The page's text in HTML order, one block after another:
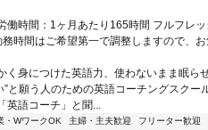
働時間：1ヶ月あたり165時間 フルフレッ
時間はご希望第一で調整しますので、お
く身につけた英語力、使わないまま眠ら
”と願う人のための英語コーチングスクー
英語コーチ」と聞...
・WワークOK 主婦・主夫歓迎 フリーター歓迎